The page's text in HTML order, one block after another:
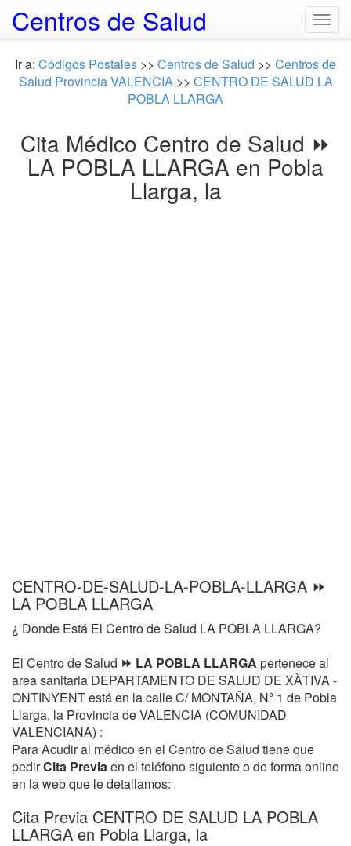
Centros de Salud
Ir a: Códigos Postales >> Centros de Salud >> Centros de
Salud Provincia VALENCIA >> CENTRO DE SALUD LA
POBLA LLARGA
Cita Médico Centro de Salud ⏩
LA POBLA LLARGA en Pobla
Llarga, la
CENTRO-DE-SALUD-LA-POBLA-LLARGA ⏩
LA POBLA LLARGA
¿ Donde Está El Centro de Salud LA POBLA LLARGA?
El Centro de Salud ⏩ LA POBLA LLARGA pertenece al
area sanitaria DEPARTAMENTO DE SALUD DE XÀTIVA -
ONTINYENT está en la calle C/ MONTAÑA, Nº 1 de Pobla
Llarga, la Provincia de VALENCIA (COMUNIDAD
VALENCIANA) :
Para Acudir al médico en el Centro de Salud tiene que
pedirCita Previaen el teléfono siguiente o de forma online
en la web que le detallamos:
Cita Previa CENTRO DE SALUD LA POBLA
LLARGA en Pobla Llarga, la